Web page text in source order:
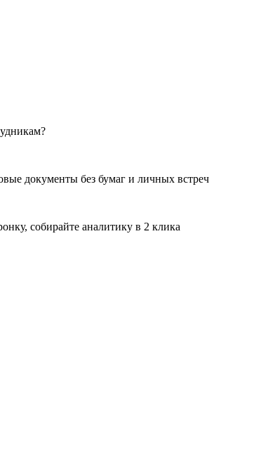
документы без бумаг и личных встреч
собирайте аналитику в 2 клика